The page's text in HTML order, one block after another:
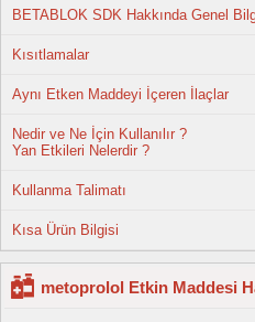
BETABLOK SDK Hakkında Genel
Kısıtlamalar
Aynı Etken Maddeyi İçeren İlaçlar
Nedir ve Ne İçin Kullanılır ?
Yan Etkileri Nelerdir ?
Kullanma Talimatı
Kısa Ürün Bilgisi
metoprolol Etkin Maddesi